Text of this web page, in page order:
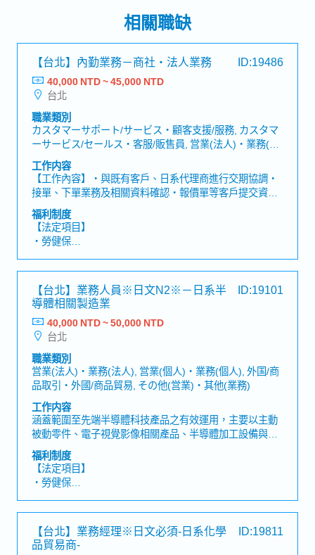
相關職缺
【台北】內勤業務－商社・法人業務 ID:19486
40,000 NTD ~ 45,000 NTD
台北
職業類別
カスタマーサポート/サービス・顧客支援/服務, カスタマ
ーサービス/セールス・客服/販售員, 営業(法人)・業務(法
人), セールスコーディネーター/事務/受付・業務/內勤/窗
口
工作内容
【工作內容】・與既有客戶、日系代理商進行交期協調・
接單、下單業務及相關資料確認・報價單等客戶提交資料
的公司內部確認、安排及提交・產品詢問時，向公司內部
確認並回覆客戶・以英文與海外關係企業進行接單／下單
聯繫・以日文與日本方面進行聯繫・使用Excel、Word進
行資料製作及行政處理【魅力】・可活用日文與英文，累
積接單／下單及交期協調的實務經驗。・幾乎沒有出差或
外勤，可在台北市內辦公室穩定工作。・可在日系企業穩
定環境中，提升公司內外部協調能力。・經常需要與日
本、菲律賓、越南、上海及南通的成員聯繫與協作，需具
備全球化溝通與應對能力。【公司簡介】作為日系企業，
在台灣設有據點，並與代理商及關係企業合作，推展法人
客戶相關業務。透過客戶對應、交期協調、接單／下單等
工作，支援穩定的商業往來。
福利制度
【法定項目】
・勞健保
・各種休假(特別休假、婚假、喪假、生理假、產檢假、陪
產假、產假、育嬰假)
・退休金
【企業福利制度】
・獎金：依照公司業績(前年2個月~2.3個月)
・出差津貼
【台北】業務人員※日文N2※－日系半
導體相關製造業
ID:19101
40,000 NTD ~ 50,000 NTD
台北
職業類別
営業(法人)・業務(法人), 営業(個人)・業務(個人), 外国/商
品取引・外國/商品貿易, その他(営業)・其他(業務)
工作内容
涵蓋範圍至先端半導體科技產品之有效運用，主要以主動
被動零件、電子視覺影像相關產品、半導體加工設備與平
板顯示液晶製成設備等製造代理，及相關進出口業務。
【工作內容】・負責機器視覺產品銷售推廣。 ・開發潛在
客戶， 定期拜訪既有客戶。・負責國內業務接洽，訂單處
理。・負責產品報價及產品展示，並處理帳款回收相關事
宜。・需具備日語能力與原廠和總公司聯繫。
福利制度
【法定項目】
・勞健保
・各種休假（特別休假、婚假、喪假、生理假、產檢假、
陪產假、產假、育嬰假）
・退休金
【台北】業務經理※日文必須‐日系化學
品貿易商‐
ID:19811